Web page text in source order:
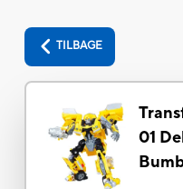
TILBAGE
01